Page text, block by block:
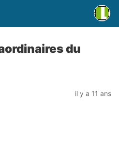
du
il y a 11 ans